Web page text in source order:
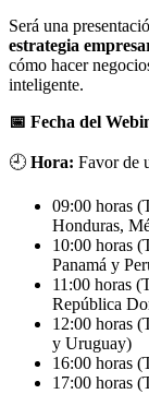
Será una
estrategia
cómo hacer
inteligente.
📅 Fecha del
🕘 Hora: Favor de
09:00 horas
Honduras,
10:00 horas
Panamá y
11:00 horas
República
12:00 horas
y Uruguay)
16:00 horas
17:00 horas